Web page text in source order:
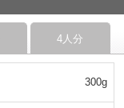
4人分
300g